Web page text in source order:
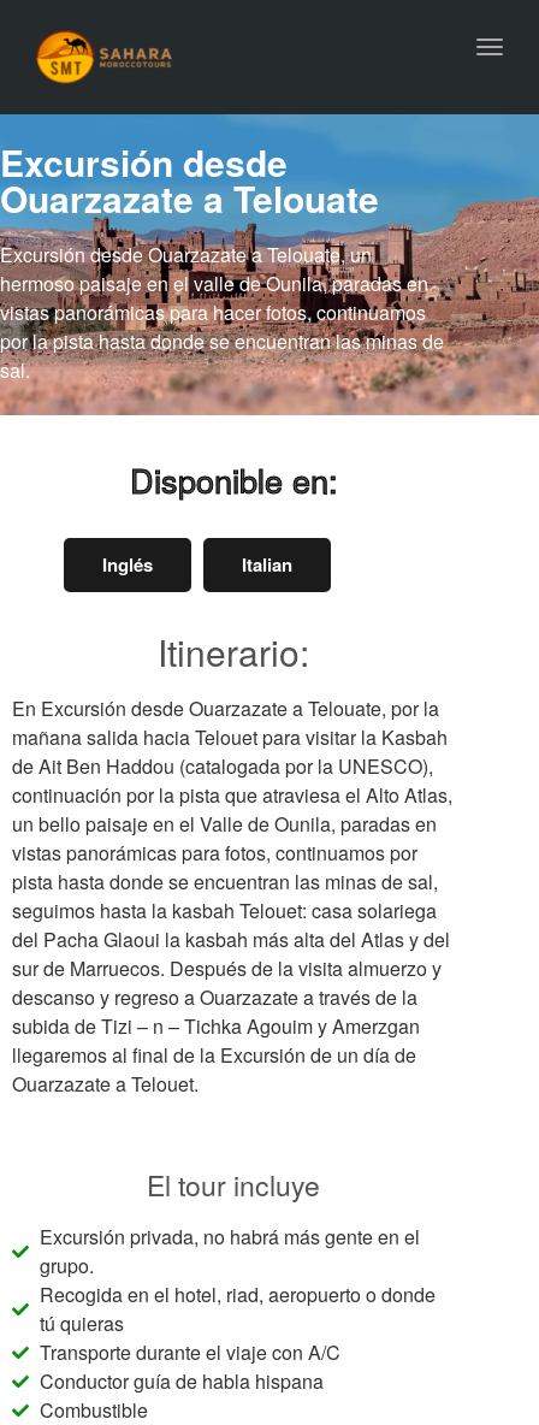
Excursión desde
Ouarzazate a Telouate
Excursión desde Ouarzazate a Telouate, un
hermoso paisaje en el valle de Ounila, paradas en
vistas panorámicas para hacer fotos, continuamos
por la pista hasta donde se encuentran las minas de
sal.
Disponible en:
Inglés Italian
Itinerario:
En Excursión desde Ouarzazate a Telouate, por la
mañana salida hacia Telouet para visitar la Kasbah
de Ait Ben Haddou (catalogada por la UNESCO),
continuación por la pista que atraviesa el Alto Atlas,
un bello paisaje en el Valle de Ounila, paradas en
vistas panorámicas para fotos, continuamos por
pista hasta donde se encuentran las minas de sal,
seguimos hasta la kasbah Telouet: casa solariega
del Pacha Glaoui la kasbah más alta del Atlas y del
sur de Marruecos. Después de la visita almuerzo y
descanso y regreso a Ouarzazate a través de la
subida de Tizi – n – Tichka Agouim y Amerzgan
llegaremos al final de la Excursión de un día de
Ouarzazate a Telouet.
El tour incluye
Excursión privada, no habrá más gente en el
grupo.
Recogida en el hotel, riad, aeropuerto o donde
tú quieras
Transporte durante el viaje con A/C
Conductor guía de habla hispana
Combustible